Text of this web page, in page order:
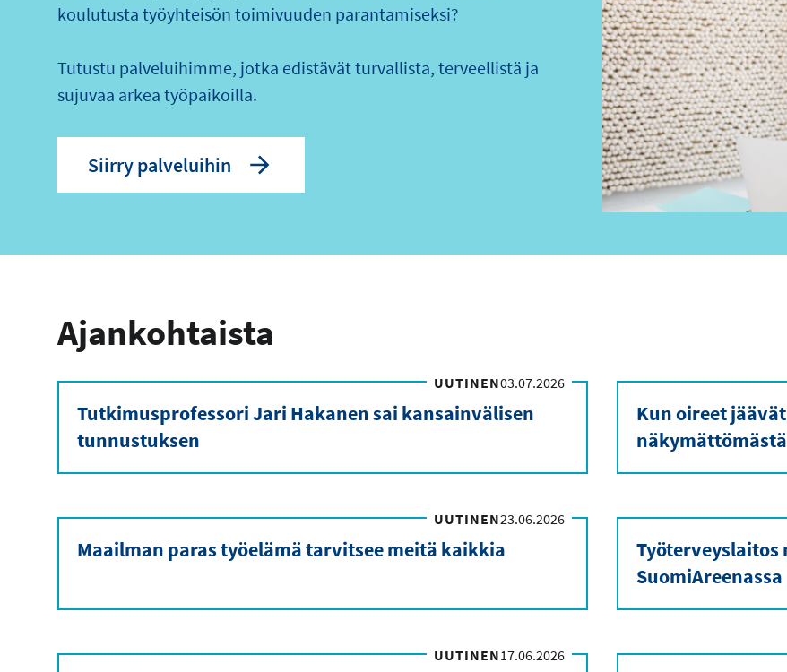
koulutusta työyhteisön toimivuuden parantamiseksi?
Tutustu palveluihimme, jotka edistävät turvallista, terveellistä ja
sujuvaa arkea työpaikoilla.
Siirry palveluihin
Ajankohtaista
UUTINEN03.07.2026
Tutkimusprofessori Jari Hakanen sai kansainvälisen
tunnustuksen
Kun oireet
UUTINEN23.06.2026
Maailman paras työelämä tarvitsee meitä kaikkia
SuomiAreenassa
UUTINEN17.06.2026